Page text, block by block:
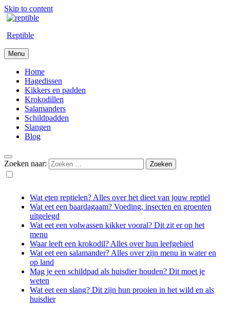
Skip to content
Reptible
Menu
Home
Hagedissen
Kikkers en padden
Krokodillen
Salamanders
Schildpadden
Slangen
Blog
Zoeken naar:
Wat eten reptielen? Alles over het dieet van jouw reptiel
Wat eet een baardagaam? Voeding, insecten en groenten
uitgelegd
Wat eet een volwassen kikker vooral? Dit zit er op het
menu
Waar leeft een krokodil? Alles over hun leefgebied
Wat eet een salamander? Alles over zijn menu in water en
op land
Mag je een schildpad als huisdier houden? Dit moet je
weten
Wat eet een slang? Dit zijn hun prooien in het wild en als
huisdier